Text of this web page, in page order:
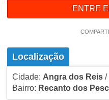
ENTRE
Localização
Cidade: Angra dos Reis/
Bairro: Recanto dos